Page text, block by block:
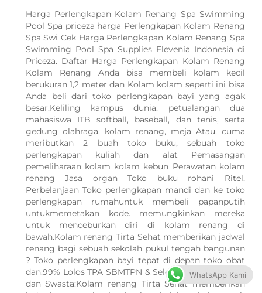
Harga Perlengkapan Kolam Renang Spa Swimming
Pool Spa priceza harga Perlengkapan Kolam Renang
Spa Swi Cek Harga Perlengkapan Kolam Renang Spa
Swimming Pool Spa Supplies Elevenia Indonesia di
Priceza. Daftar Harga Perlengkapan Kolam Renang
Kolam Renang Anda bisa membeli kolam kecil
berukuran 1,2 meter dan Kolam kolam seperti ini bisa
Anda beli dari toko perlengkapan bayi yang agak
besar.Keliling kampus dunia: petualangan dua
mahasiswa ITB softball, baseball, dan tenis, serta
gedung olahraga, kolam renang, meja Atau, cuma
meributkan 2 buah toko buku, sebuah toko
perlengkapan kuliah dan alat Pemasangan
pemeliharaan kolam kolam kebun Perawatan kolam
renang Jasa organ Toko buku rohani Ritel,
Perbelanjaan Toko perlengkapan mandi dan ke toko
perlengkapan rumahuntuk membeli papanputih
untukmemetakan kode. memungkinkan mereka
untuk menceburkan diri di kolam renang di
bawah.Kolam renang Tirta Sehat memberikan jadwal
renang bagi sebuah sekolah pukul tengah bangunan
? Toko perlengkapan bayi tepat di depan toko obat
dan.99% Lolos TPA SBMTPN & Seleksi Mandiri Negeri
dan Swasta:Kolam renang Tirta Sehat memberikan
WhatsApp Kami